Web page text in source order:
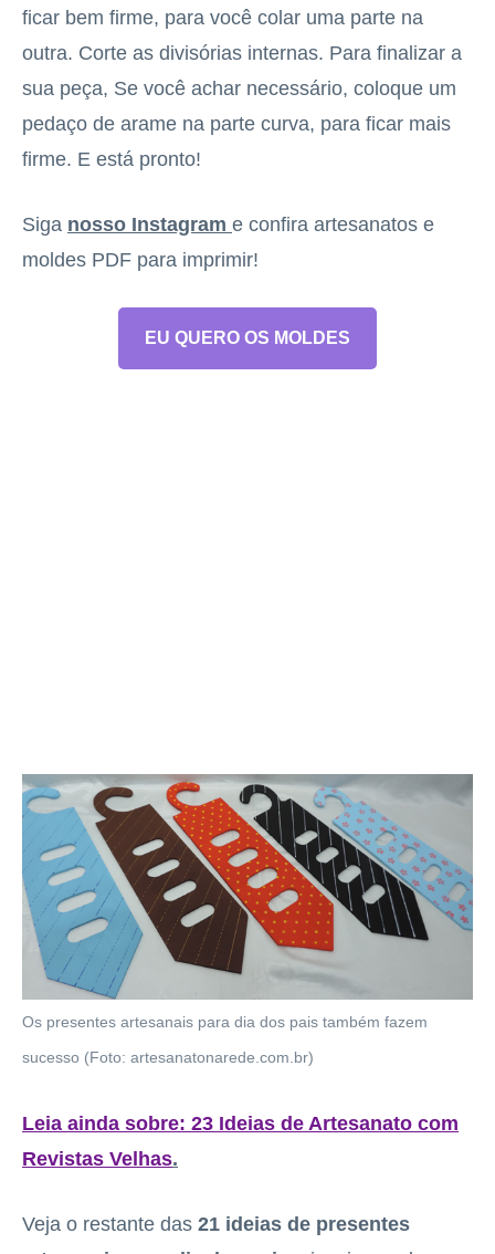
ficar bem firme, para você colar uma parte na
outra. Corte as divisórias internas. Para finalizar a
sua peça, Se você achar necessário, coloque um
pedaço de arame na parte curva, para ficar mais
firme. E está pronto!
Siga nosso Instagram e confira artesanatos e
moldes PDF para imprimir!
EU QUERO OS MOLDES
Os presentes artesanais para dia dos pais também fazem
sucesso (Foto: artesanatonarede.com.br)
Leia ainda sobre: 23 Ideias de Artesanato com
Revistas Velhas.
Veja o restante das 21 ideias de presentes